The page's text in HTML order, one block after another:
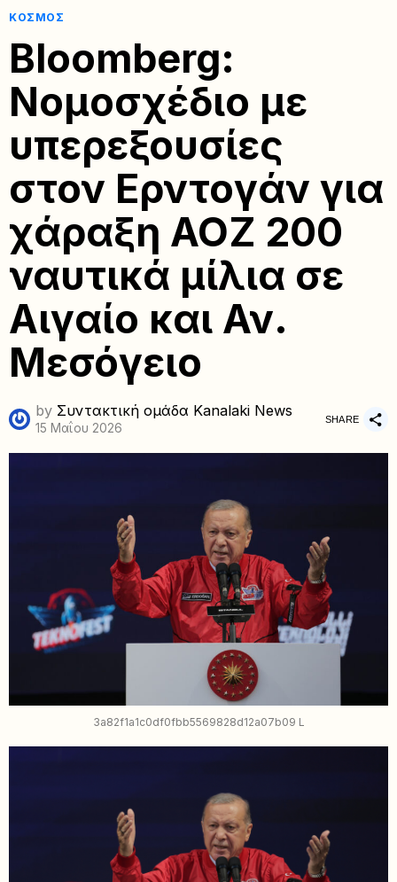
ΚΌΣΜΟΣ
Bloomberg:
Νομοσχέδιο με
υπερεξουσίες
στον Ερντογάν για
χάραξη ΑΟΖ 200
ναυτικά μίλια σε
Αιγαίο και Αν.
Μεσόγειο
by Συντακτική ομάδα Kanalaki News
15 Μαΐου 2026
SHARE
3a82f1a1c0df0fbb5569828d12a07b09 L